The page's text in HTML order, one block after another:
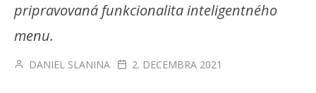
pripravovaná funkcionalita inteligentného
menu.
DANIEL SLANINA 2. DECEMBRA 2021